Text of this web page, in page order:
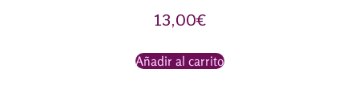
13,00€
Añadir al carrito